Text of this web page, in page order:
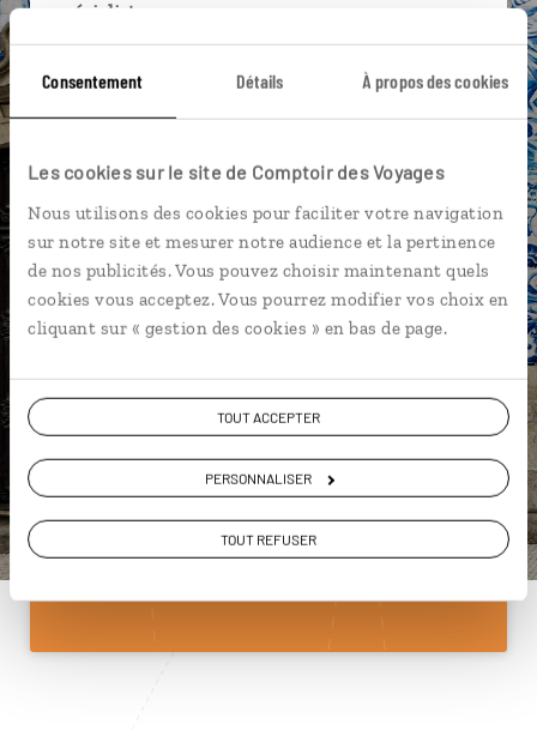
Consentement Détails À propos des cookies
Les cookies sur le site de Comptoir des Voyages
Nous utilisons des cookies pour faciliter votre navigation
sur notre site et mesurer notre audience et la pertinence
de nos publicités. Vous pouvez choisir maintenant quels
cookies vous acceptez. Vous pourrez modifier vos choix en
cliquant sur « gestion des cookies » en bas de page.
TOUT ACCEPTER
PERSONNALISER
TOUT REFUSER
spécialistes
près de vos envies et de la réalité du pays.
connectés en agence, mais aussi par email ou
Vous gardez le même interlocuteur avant,
pendant et après votre voyage.
Construisez votre voyage avec un spécialiste Portugal
01 85 08 10 49